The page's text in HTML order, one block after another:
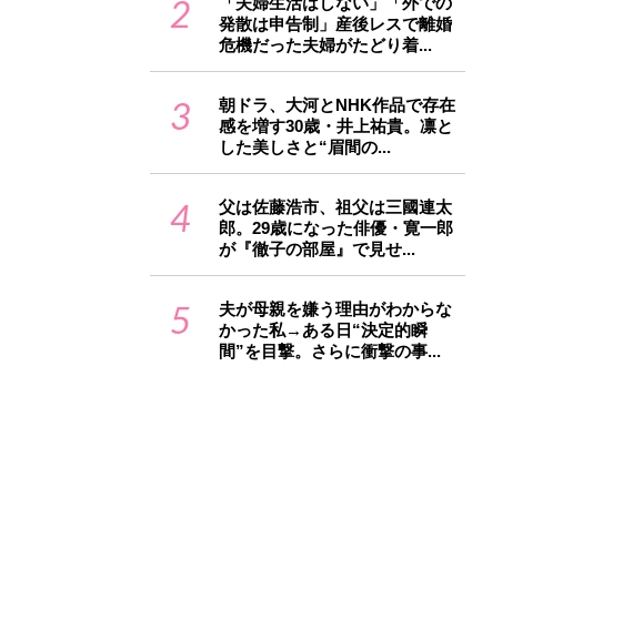
2
発散は申告制」産後レスで離婚
危機だった夫婦がたどり着...
3
朝ドラ、大河とNHK作品で存在
感を増す30歳・井上祐貴。凛と
した美しさと“眉間の...
4
父は佐藤浩市、祖父は三國連太
郎。29歳になった俳優・寛一郎
が『徹子の部屋』で見せ...
5
夫が母親を嫌う理由がわからな
かった私→ある日“決定的瞬
間”を目撃。さらに衝撃の事...